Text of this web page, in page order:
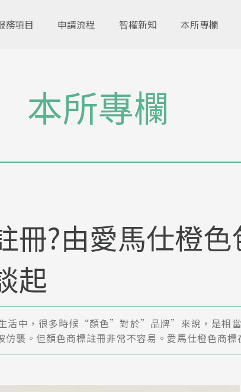
務項目 申請流程 智權新知 本所專欄
本所專欄
冊?由愛馬仕橙
起
活中，很多時候“顏色”對於”品牌”來說，是相當
襲。但顏色商標註冊非常不容易。愛馬仕橙色商標